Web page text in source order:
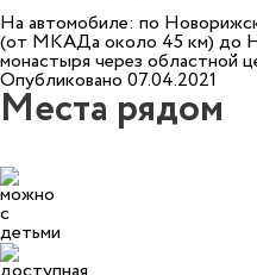
На автомобиле: по
(от МКАДа около 45 км) до
монастыря через областной
Опубликовано 07.04.2021
Места рядом